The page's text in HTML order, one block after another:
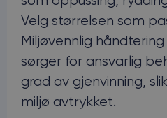
Velg størrelsen som
Miljøvennlig håndtering
sørger for ansvarlig
grad av gjenvinning,
miljø avtrykket.